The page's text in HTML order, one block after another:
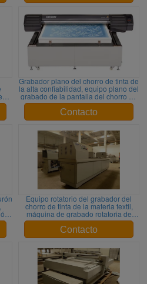
Grabador plano del chorro de tinta de
la alta confiabilidad, equipo plano del
grabado de la pantalla del chorro de
tinta de Digitaces de la materia textil
Contacto
Equipo rotatorio del grabador del
chorro de tinta de la materia textil,
máquina de grabado rotatoria de
Digitaces 360DPI/720DPI
Contacto